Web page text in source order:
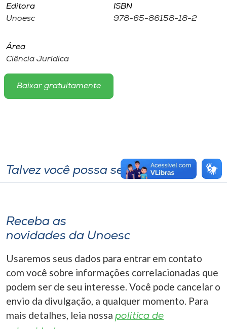
A+
Editora
Unoesc
ISBN
978-65-86158-18-2
Área
Ciência Jurídica
Baixar gratuitamente
Talvez você possa se interessar
Receba as
novidades da Unoesc
Usaremos seus dados para entrar em contato
com você sobre informações correlacionadas que
podem ser de seu interesse. Você pode cancelar o
envio da divulgação, a qualquer momento. Para
mais detalhes, leia nossa política de